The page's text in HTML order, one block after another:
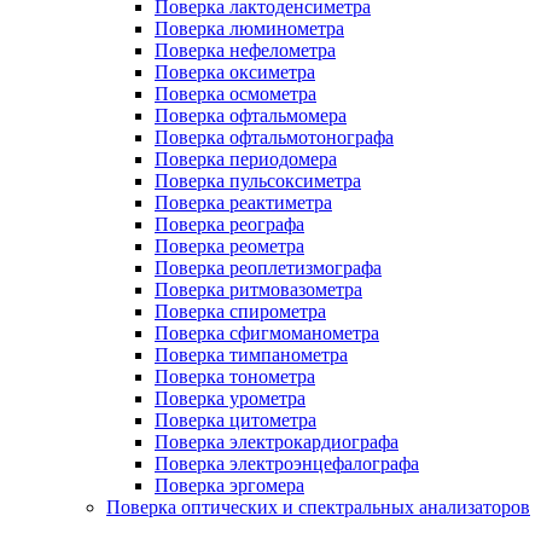
Поверка лактоденсиметра
Поверка люминометра
Поверка нефелометра
Поверка оксиметра
Поверка осмометра
Поверка офтальмомера
Поверка офтальмотонографа
Поверка периодомера
Поверка пульсоксиметра
Поверка реактиметра
Поверка реографа
Поверка реометра
Поверка реоплетизмографа
Поверка ритмовазометра
Поверка спирометра
Поверка сфигмоманометра
Поверка тимпанометра
Поверка тонометра
Поверка урометра
Поверка цитометра
Поверка электрокардиографа
Поверка электроэнцефалографа
Поверка эргомера
Поверка оптических и спектральных анализаторов